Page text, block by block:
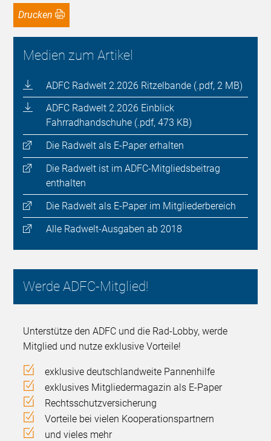
Drucken
Medien zum Artikel
ADFC Radwelt 2.2026 Ritzelbande (.pdf, 2 MB)
ADFC Radwelt 2.2026 Einblick
Fahrradhandschuhe (.pdf, 473 KB)
Die Radwelt als E-Paper erhalten
Die Radwelt ist im ADFC-Mitgliedsbeitrag
enthalten
Die Radwelt als E-Paper im Mitgliederbereich
Alle Radwelt-Ausgaben ab 2018
Werde ADFC-Mitglied!
Unterstütze den ADFC und die Rad-Lobby, werde
Mitglied und nutze exklusive Vorteile!
exklusive deutschlandweite Pannenhilfe
exklusives Mitgliedermagazin als E-Paper
Rechtsschutzversicherung
Vorteile bei vielen Kooperationspartnern
und vieles mehr